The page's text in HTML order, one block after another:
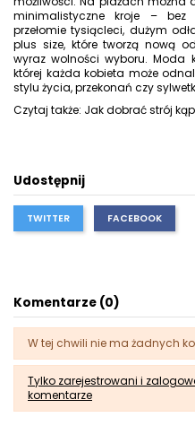
minimalistyczne kroje – bez
przełomie tysiącleci, dużym
plus size, które tworzą nową
wyraz wolności wyboru. Moda
której każda kobieta może
stylu życia, przekonań czy
Czytaj także: Jak dobrać strój
Udostępnij
TWITTER FACEBOOK
Komentarze (0)
W tej chwili nie ma żadnych
Tylko zarejestrowani i
komentarze